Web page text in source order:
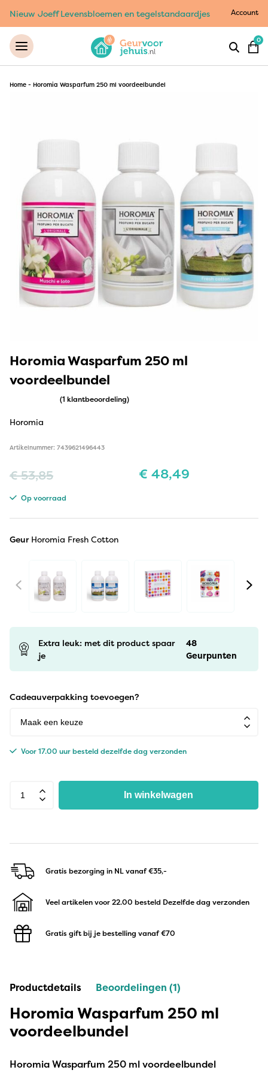
Nieuw Joeff Levensbloemen en tegelstandaardjes Account
0
Home - Horomia Wasparfum 250 ml voordeelbundel
Horomia Wasparfum 250 ml
voordeelbundel
(1 klantbeoordeling)
Horomia
Artikelnummer: 7439621496443
€53,85 € 48,49
Op voorraad
Geur Horomia Fresh Cotton
Extra leuk: met dit product spaar
je
48
Geurpunten
Cadeauverpakking toevoegen?
Voor 17.00 uur besteld dezelfde dag verzonden
In winkelwagen
Gratis bezorging in NLvanaf €35,-
Veel artikelen voor 22.00 besteld Dezelfde dag verzonden
Gratis gift bij je bestelling vanaf €70
Productdetails Beoordelingen (1)
Horomia Wasparfum 250 ml
voordeelbundel
Horomia Wasparfum 250 ml voordeelbundel